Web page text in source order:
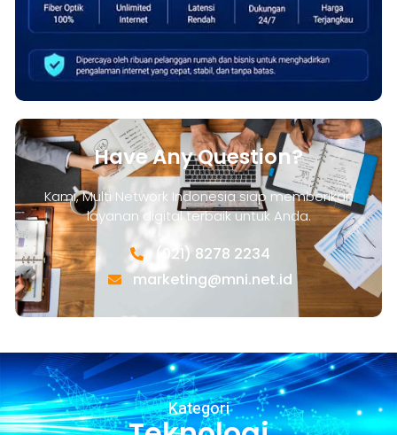
Have Any Question?
Kami, Multi Network Indonesia siap memberikan
layanan digital terbaik untuk Anda.
(021) 8278 2234
marketing@mni.net.id
Kategori